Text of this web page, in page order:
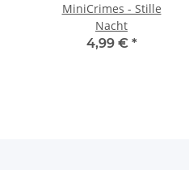
MiniCrimes - Stille
Nacht
4,99 € *